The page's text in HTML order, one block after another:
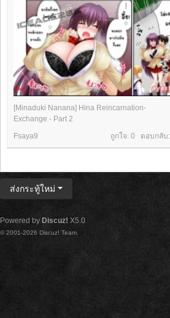
[Minaduki Nanana] Hina Reincarnation-
Exchange - Part 2
ถูกใจ: 0 ตอบกลับ:
Fsaya9
ส่งกระทู้ใหม่
Powered by Discuz! X5.0
© 2001-2026 Discuz! Team